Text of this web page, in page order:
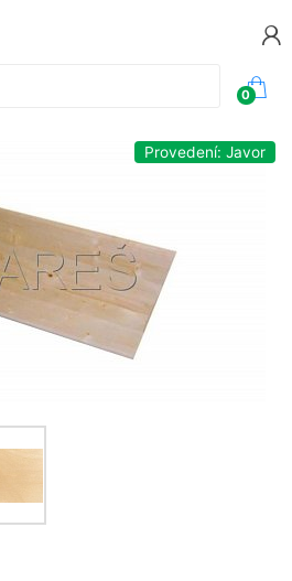
0
Provedení: Javor